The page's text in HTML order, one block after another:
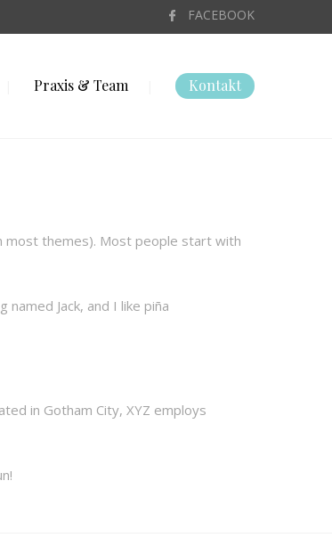
FACEBOOK
Praxis & Team Kontakt
most themes). Most people start with
Jack, and I like piña
in Gotham City, XYZ employs